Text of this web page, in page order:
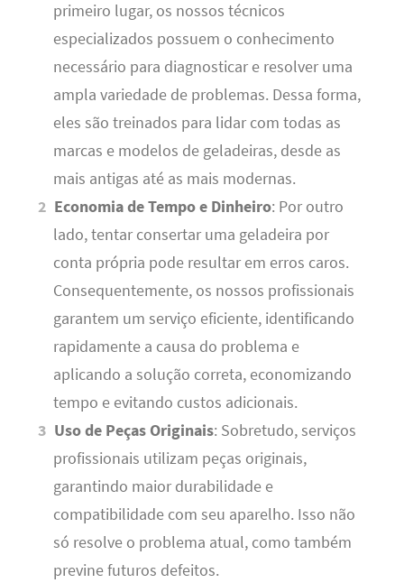
primeiro lugar, os nossos técnicos
especializados possuem o conhecimento
necessário para diagnosticar e resolver uma
ampla variedade de problemas. Dessa forma,
eles são treinados para lidar com todas as
marcas e modelos de geladeiras, desde as
mais antigas até as mais modernas.
Economia de Tempo e Dinheiro: Por outro
lado, tentar consertar uma geladeira por
conta própria pode resultar em erros caros.
Consequentemente, os nossos profissionais
garantem um serviço eficiente, identificando
rapidamente a causa do problema e
aplicando a solução correta, economizando
tempo e evitando custos adicionais.
Uso de Peças Originais: Sobretudo, serviços
profissionais utilizam peças originais,
garantindo maior durabilidade e
compatibilidade com seu aparelho. Isso não
só resolve o problema atual, como também
previne futuros defeitos.